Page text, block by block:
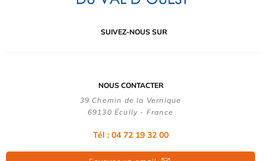
SUIVEZ-NOUS SUR
NOUS CONTACTER
39 Chemin de la Vernique
69130 Écully - France
Tél : 04 72 19 32 00